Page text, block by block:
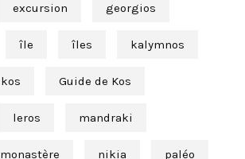
excursion georgios
île îles kalymnos
kos Guide de Kos
leros mandraki
monastère nikia paléo